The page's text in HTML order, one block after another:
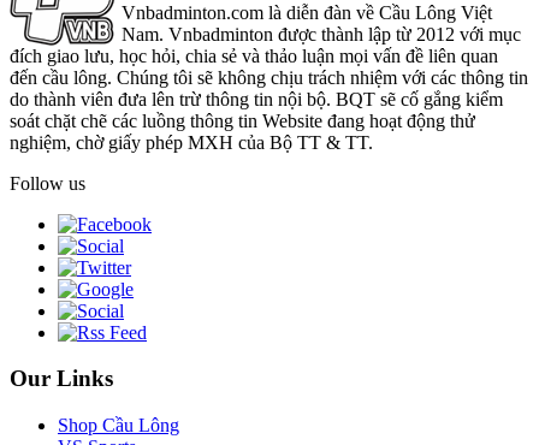
Vnbadminton.com là diễn đàn về Cầu Lông Việt
Nam. Vnbadminton được thành lập từ 2012 với mục
đích giao lưu, học hỏi, chia sẻ và thảo luận mọi vấn đề liên quan
đến cầu lông. Chúng tôi sẽ không chịu trách nhiệm với các thông tin
do thành viên đưa lên trừ thông tin nội bộ. BQT sẽ cố gắng kiểm
soát chặt chẽ các luồng thông tin Website đang hoạt động thử
nghiệm, chờ giấy phép MXH của Bộ TT & TT.
Follow us
Our Links
Shop Cầu Lông